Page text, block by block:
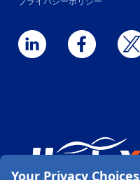
Your Privacy Choices